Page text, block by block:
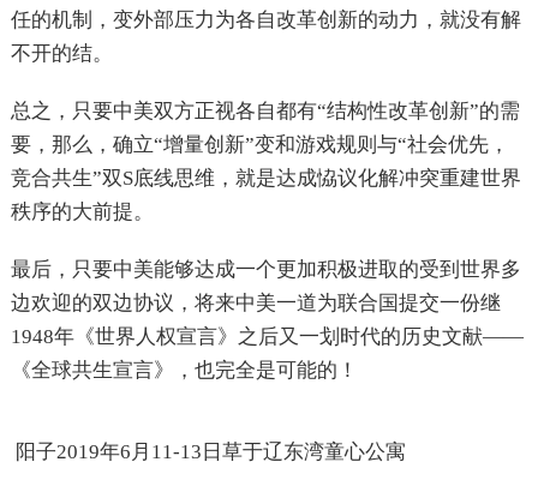
任的机制，变外部压力为各自改革创新的动力，就没有解
不开的结。
总之，只要中美双方正视各自都有“结构性改革创新”的需
要，那么，确立“增量创新”变和游戏规则与“社会优先，
竞合共生”双S底线思维，就是达成恊议化解冲突重建世界
秩序的大前提。
最后，只要中美能够达成一个更加积极进取的受到世界多
边欢迎的双边协议，将来中美一道为联合国提交一份继
1948年《世界人权宣言》之后又一划时代的历史文献——
《全球共生宣言》，也完全是可能的！
阳子2019年6月11-13日草于辽东湾童心公寓